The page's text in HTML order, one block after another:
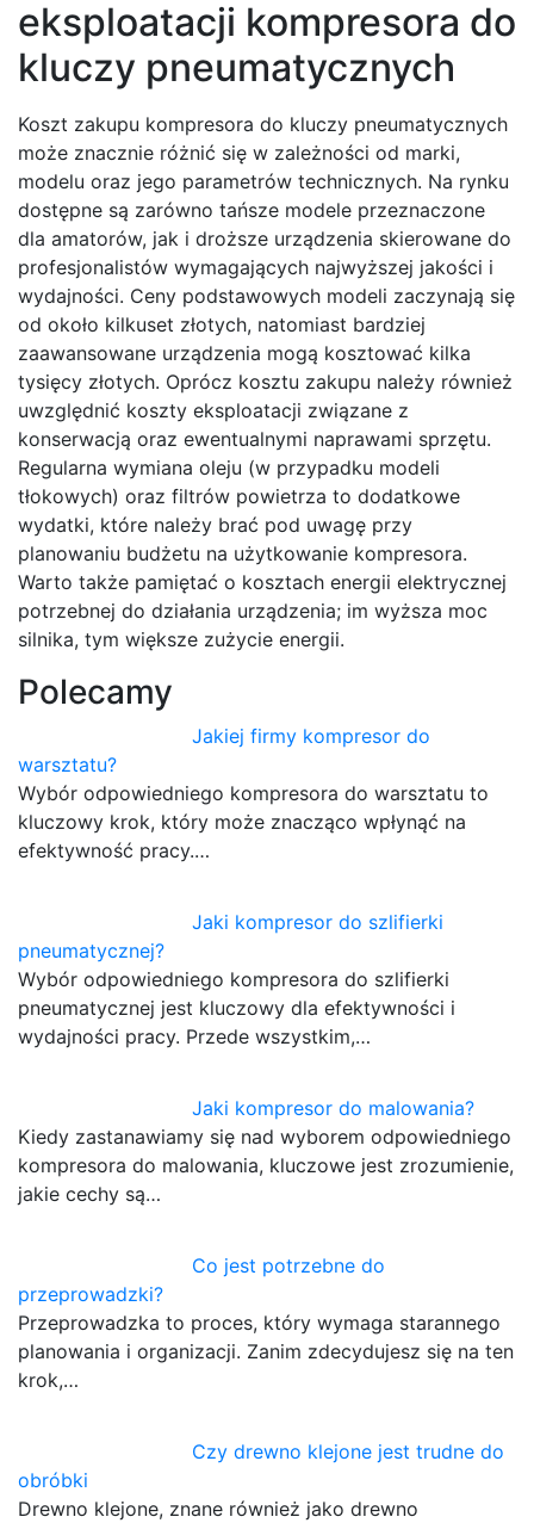
eksploatacji kompresora do
kluczy pneumatycznych
Koszt zakupu kompresora do kluczy pneumatycznych
może znacznie różnić się w zależności od marki,
modelu oraz jego parametrów technicznych. Na rynku
dostępne są zarówno tańsze modele przeznaczone
dla amatorów, jak i droższe urządzenia skierowane do
profesjonalistów wymagających najwyższej jakości i
wydajności. Ceny podstawowych modeli zaczynają się
od około kilkuset złotych, natomiast bardziej
zaawansowane urządzenia mogą kosztować kilka
tysięcy złotych. Oprócz kosztu zakupu należy również
uwzględnić koszty eksploatacji związane z
konserwacją oraz ewentualnymi naprawami sprzętu.
Regularna wymiana oleju (w przypadku modeli
tłokowych) oraz filtrów powietrza to dodatkowe
wydatki, które należy brać pod uwagę przy
planowaniu budżetu na użytkowanie kompresora.
Warto także pamiętać o kosztach energii elektrycznej
potrzebnej do działania urządzenia; im wyższa moc
silnika, tym większe zużycie energii.
Polecamy
Jakiej firmy kompresor do
warsztatu?
Wybór odpowiedniego kompresora do warsztatu to
kluczowy krok, który może znacząco wpłynąć na
efektywność pracy.…
Jaki kompresor do szlifierki
pneumatycznej?
Wybór odpowiedniego kompresora do szlifierki
pneumatycznej jest kluczowy dla efektywności i
wydajności pracy. Przede wszystkim,…
Jaki kompresor do malowania?
Kiedy zastanawiamy się nad wyborem odpowiedniego
kompresora do malowania, kluczowe jest zrozumienie,
jakie cechy są…
Co jest potrzebne do
przeprowadzki?
Przeprowadzka to proces, który wymaga starannego
planowania i organizacji. Zanim zdecydujesz się na ten
krok,…
Czy drewno klejone jest trudne do
obróbki
Drewno klejone, znane również jako drewno